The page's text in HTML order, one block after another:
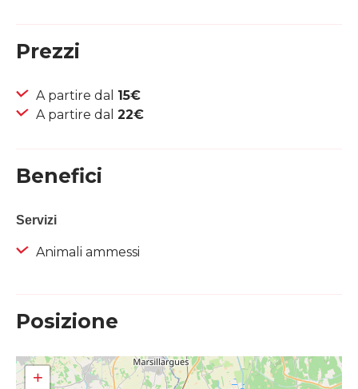
Prezzi
A partire dal 15€
A partire dal 22€
Benefici
Servizi
Animali ammessi
Posizione
+